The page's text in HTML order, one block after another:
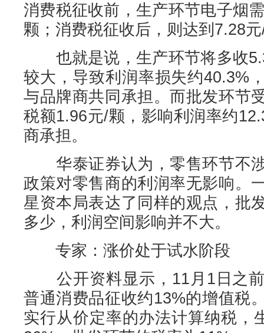
消费税征收前，生产环节电子烟
颗；消费税征收后，则达到7.28
也就是说，生产环节将多收
较大，导致利润率损失约40.3%
与品牌商共同承担。而批发环节
税额1.96元/颗，影响利润率约
商承担。
华泰证券认为，零售环节不
政策对零售商的利润率无影响。
星资本局表达了同样的观点，批
多少，利润空间影响并不大。
专家：涨价处于试水阶段
公开资料显示，11月1日之前
普通消费品征收约13%的增值税
实行从价定率的办法计算纳税，